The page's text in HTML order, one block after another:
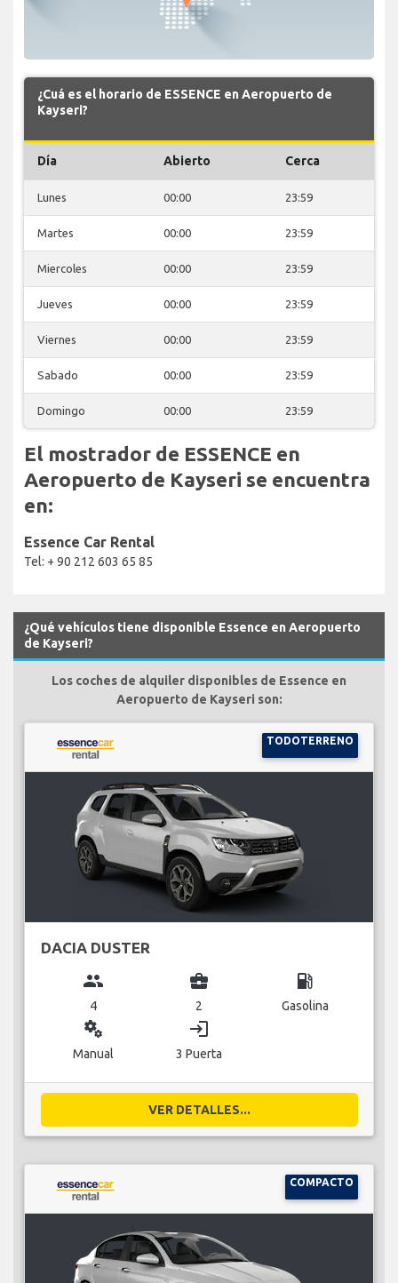
¿Cuá es el horario de ESSENCE en Aeropuerto de
Kayseri?
Día Abierto Cerca
Lunes 00:00 23:59
Martes 00:00 23:59
Miercoles 00:00 23:59
Jueves 00:00 23:59
Viernes 00:00 23:59
Sabado 00:00 23:59
Domingo 00:00 23:59
El mostrador de ESSENCE en
Aeropuerto de Kayseri se encuentra
en:
Essence Car Rental
Tel: + 90 212 603 65 85
¿Qué vehículos tiene disponible Essence en Aeropuerto
de Kayseri?
Los coches de alquiler disponibles de Essence en
Aeropuerto de Kayseri son:
TODOTERRENO
DACIA DUSTER
group
4
business_center
2
local_gas_station
Gasolina
miscellaneous_services
Manual
login
3 Puerta
VER DETALLES...
COMPACTO